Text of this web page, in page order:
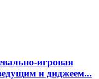
игровая
и диджеем...